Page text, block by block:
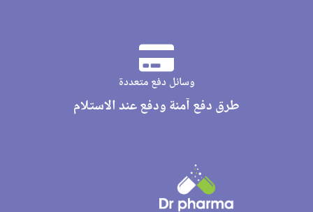
وسائل دفع متعددة
طرق دفع آمنة ودفع عند الاستلام